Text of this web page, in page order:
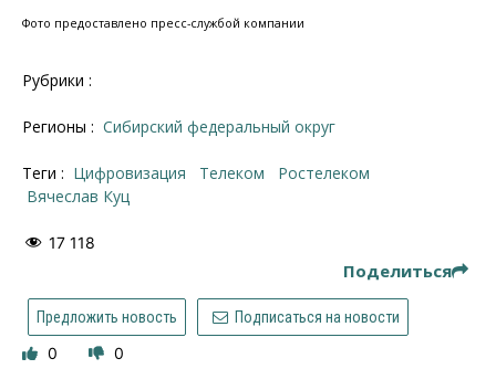
Фото предоставлено пресс-службой компании
Рубрики :
Регионы : Сибирский федеральный округ
Теги : цифровизация телеком
Ростелеком
Вячеслав Куц
17 118
Поделиться
Предложить новость Подписаться на новости
0 0